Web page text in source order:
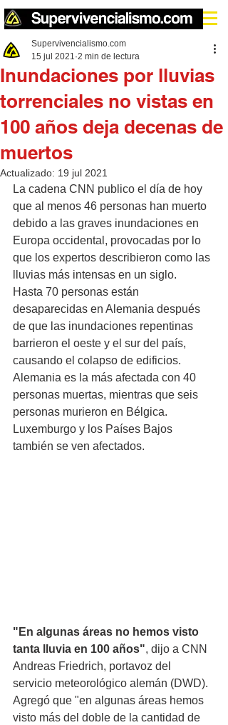
Inundaciones por lluvias
torrenciales no vistas en
100 años deja decenas de
muertos
Supervivencialismo.com
15 jul 2021 2 min de lectura
Actualizado: 19 jul 2021
La cadena CNN publico el día de hoy
que al menos 46 personas han muerto
debido a las graves inundaciones en
Europa occidental, provocadas por lo
que los expertos describieron como las
lluvias más intensas en un siglo.
Hasta 70 personas están
desaparecidas en Alemania después
de que las inundaciones repentinas
barrieron el oeste y el sur del país,
causando el colapso de edificios.
Alemania es la más afectada con 40
personas muertas, mientras que seis
personas murieron en Bélgica.
Luxemburgo y los Países Bajos
también se ven afectados.
"En algunas áreas no hemos visto
tanta lluvia en 100 años", dijo a CNN
Andreas Friedrich, portavoz del
servicio meteorológico alemán (DWD).
Agregó que "en algunas áreas hemos
visto más del doble de la cantidad de